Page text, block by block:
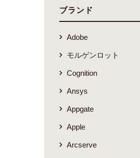
ブランド
Adobe
モルゲンロット
Cognition
Ansys
Appgate
Apple
Arcserve